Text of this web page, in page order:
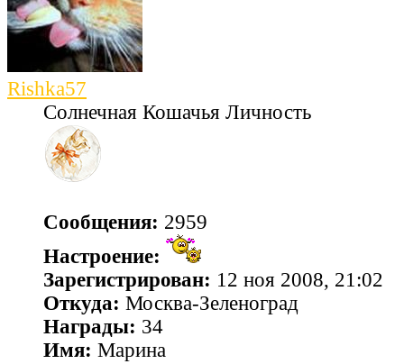
Rishka57
Солнечная Кошачья Личность
Сообщения: 2959
Настроение:
Зарегистрирован: 12 ноя 2008, 21:02
Откуда: Москва-Зеленоград
Награды: 34
Имя: Марина